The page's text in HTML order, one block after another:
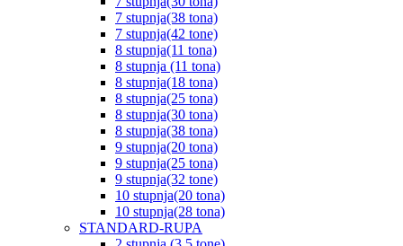
7 stupnja(38 tona)
7 stupnja(42 tone)
8 stupnja(11 tona)
8 stupnja (11 tona)
8 stupnja(18 tona)
8 stupnja(25 tona)
8 stupnja(30 tona)
8 stupnja(38 tona)
9 stupnja(20 tona)
9 stupnja(25 tona)
9 stupnja(32 tone)
10 stupnja(20 tona)
10 stupnja(28 tona)
STANDARD-RUPA